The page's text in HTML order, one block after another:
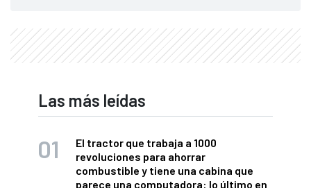
Las más leídas
El tractor que trabaja a 1000
revoluciones para ahorrar
combustible y tiene una cabina que
parece una computadora: lo último en